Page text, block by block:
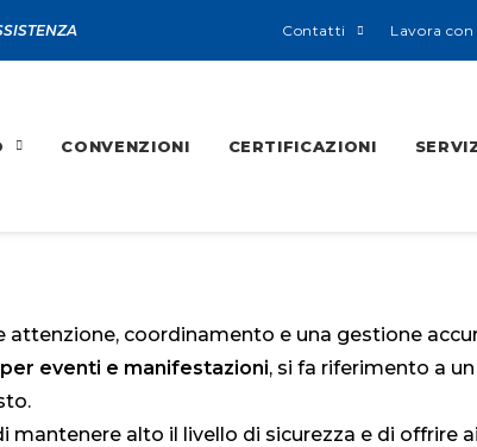
Contatti Lavora con
CONVENZIONI CERTIFICAZIONI
attenzione, coordinamento e una gestione
eventi e manifestazioni, si fa riferimento a
mantenere alto il livello di sicurezza e di offrire